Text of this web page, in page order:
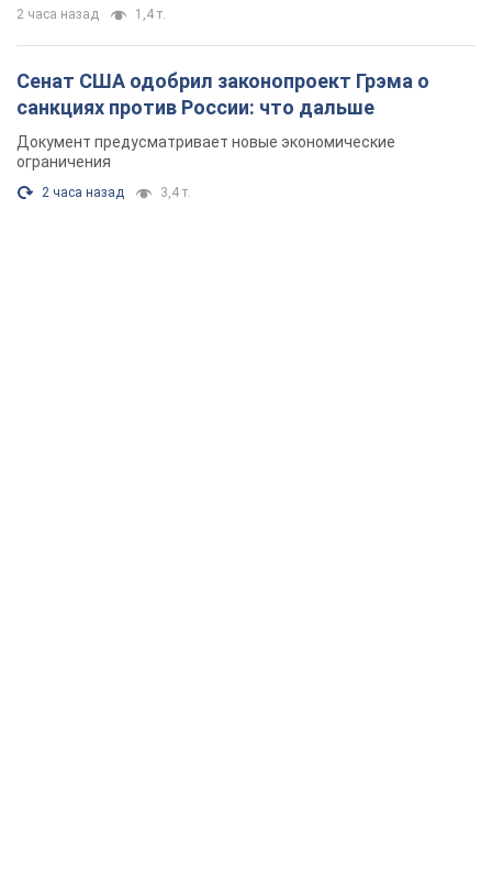
2 часа назад 1,4 т.
Сенат США одобрил законопроект Грэма о
санкциях против России: что дальше
Документ предусматривает новые экономические
ограничения
2 часа назад 3,4 т.